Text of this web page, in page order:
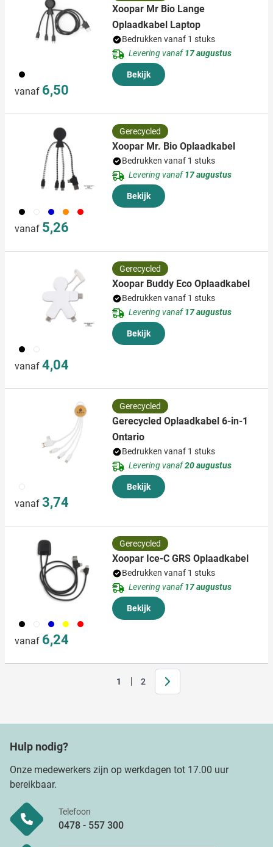
001
vanaf 6,50
Xoopar Mr Bio Lange
Oplaadkabel Laptop
Bedrukken vanaf 1 stuks
Levering vanaf17 augustus
Bekijk
001 002 005 007 008
vanaf 5,26
Gerecycled
Xoopar Mr. Bio Oplaadkabel
Bedrukken vanaf 1 stuks
Levering vanaf17 augustus
Bekijk
001 002
vanaf 4,04
Gerecycled
Xoopar Buddy Eco Oplaadkabel
Bedrukken vanaf 1 stuks
Levering vanaf17 augustus
Bekijk
002
vanaf 3,74
Gerecycled
Gerecycled Oplaadkabel 6-in-1
Ontario
Bedrukken vanaf 1 stuks
Levering vanaf20 augustus
Bekijk
001 002 005 006 008
vanaf 6,24
Gerecycled
Xoopar Ice-C GRS Oplaadkabel
Bedrukken vanaf 1 stuks
Levering vanaf17 augustus
Bekijk
Je leest momenteel pagina
1 Pagina
2 Volgende
Hulp nodig?
Onze medewerkers zijn op werkdagen tot 17.00 uur
bereikbaar.
Telefoon
0478 - 557 300